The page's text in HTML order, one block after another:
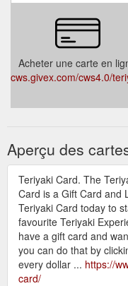
Acheter une carte en
cws.givex.com/cws4.0/
Aperçu des
Teriyaki Card. The
Card is a Gift Card and
Teriyaki Card today to
favourite Teriyaki
have a gift card and
you can do that by
every dollar ... https://
card/